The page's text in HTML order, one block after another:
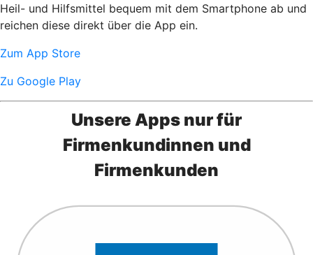
Heil- und Hilfsmittel bequem mit dem Smartphone ab und
reichen diese direkt über die App ein.
Zum App Store
Zu Google Play
Unsere Apps nur für
Firmenkundinnen und
Firmenkunden